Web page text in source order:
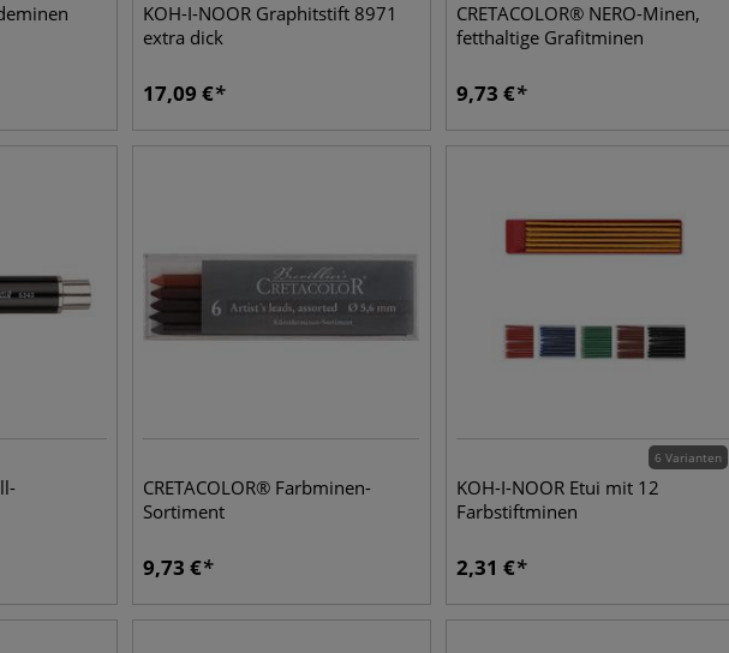
KOH-I-NOOR Graphitstift 8971
extra dick
17,09 €
CRETACOLOR® NERO-Minen,
fetthaltige Grafitminen
9,73 €
CRETACOLOR® Farbminen-
Sortiment
9,73 €
6 Varianten
KOH-I-NOOR Etui mit 12
Farbstiftminen
2,31 €